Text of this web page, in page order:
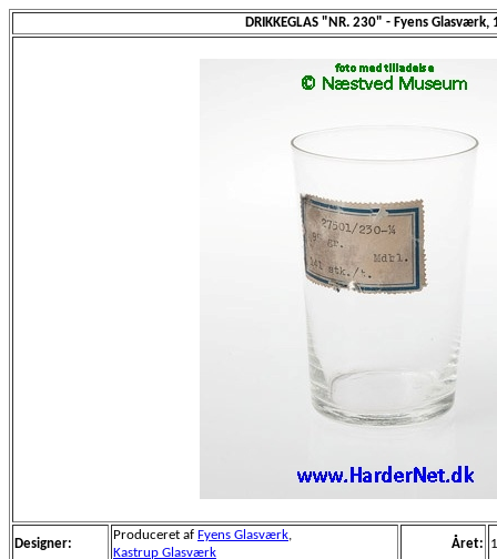
DRIKKEGLAS "NR. 230" - Fyens Glasværk,
Designer:
Produceret af Fyens Glasværk,
Kastrup Glasværk
Året: